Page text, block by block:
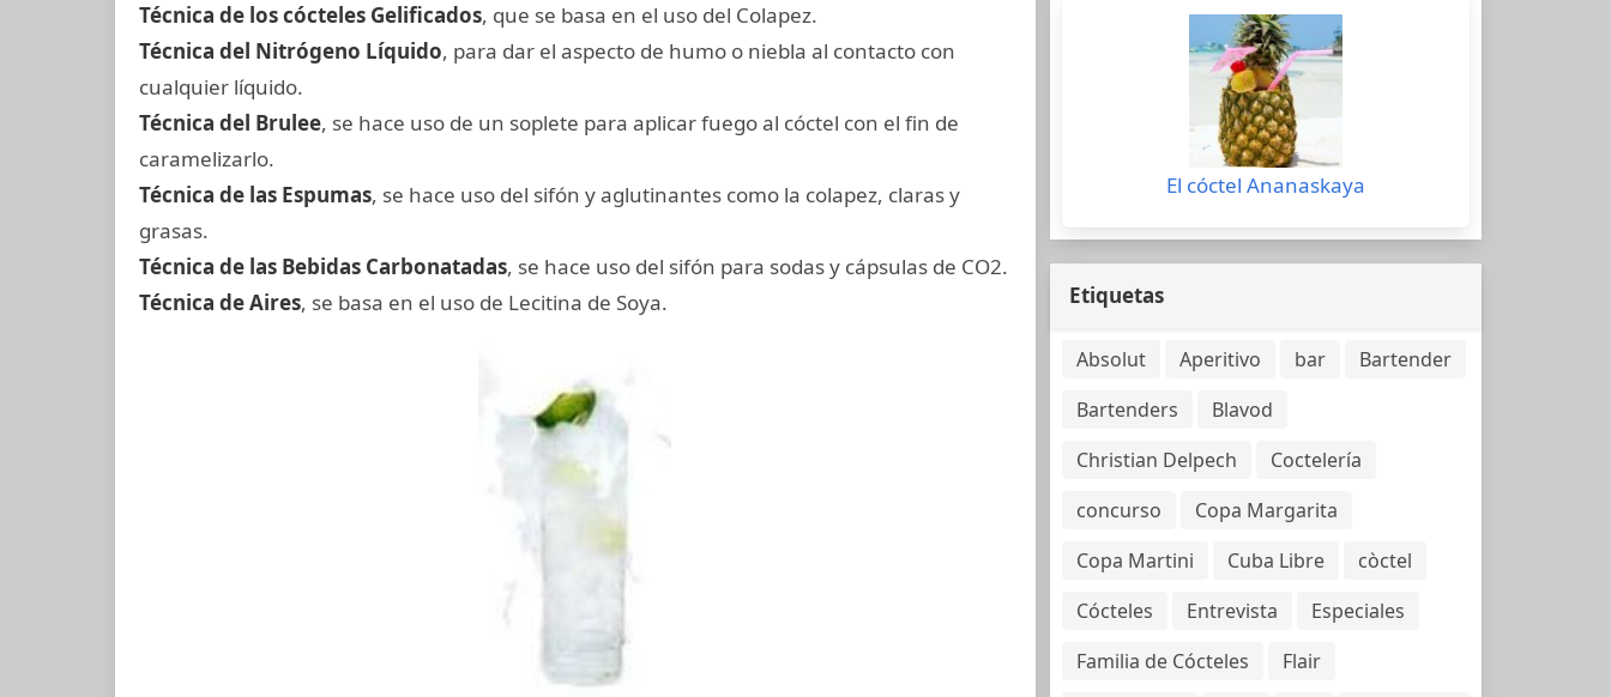
Técnica de los cócteles Gelificados, que se basa en el uso del Colapez.
Técnica del Nitrógeno Líquido, para dar el aspecto de humo o niebla al contacto con
cualquier líquido.
Técnica del Brulee, se hace uso de un soplete para aplicar fuego al cóctel con el fin de
caramelizarlo.
Técnica de las Espumas, se hace uso del sifón y aglutinantes como la colapez, claras y
grasas.
Técnica de las Bebidas Carbonatadas, se hace uso del sifón para sodas y cápsulas de CO2.
Técnica de Aires, se basa en el uso de Lecitina de Soya.
El cóctel Ananaskaya
Etiquetas
Absolut Aperitivo bar
Bartender
Bartenders
Blavod
Christian Delpech
Coctelería
concurso
Copa Margarita
Copa Martini
Cuba Libre
còctel
Cócteles
Entrevista
Especiales
Familia de Cócteles
Flair